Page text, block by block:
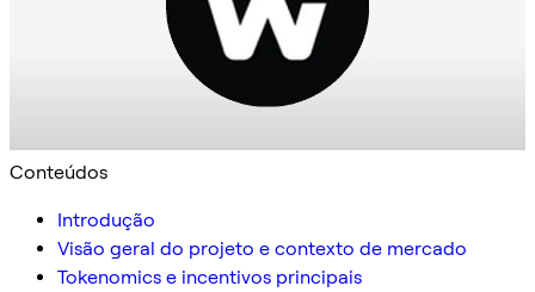
Conteúdos
Introdução
Visão geral do projeto e contexto de mercado
Tokenomics e incentivos principais